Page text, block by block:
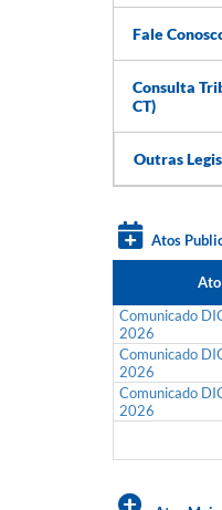
Fale
Consulta
CT)
Outras
Atos
Ato
Comunicado
2026
Comunicado
2026
Comunicado
2026